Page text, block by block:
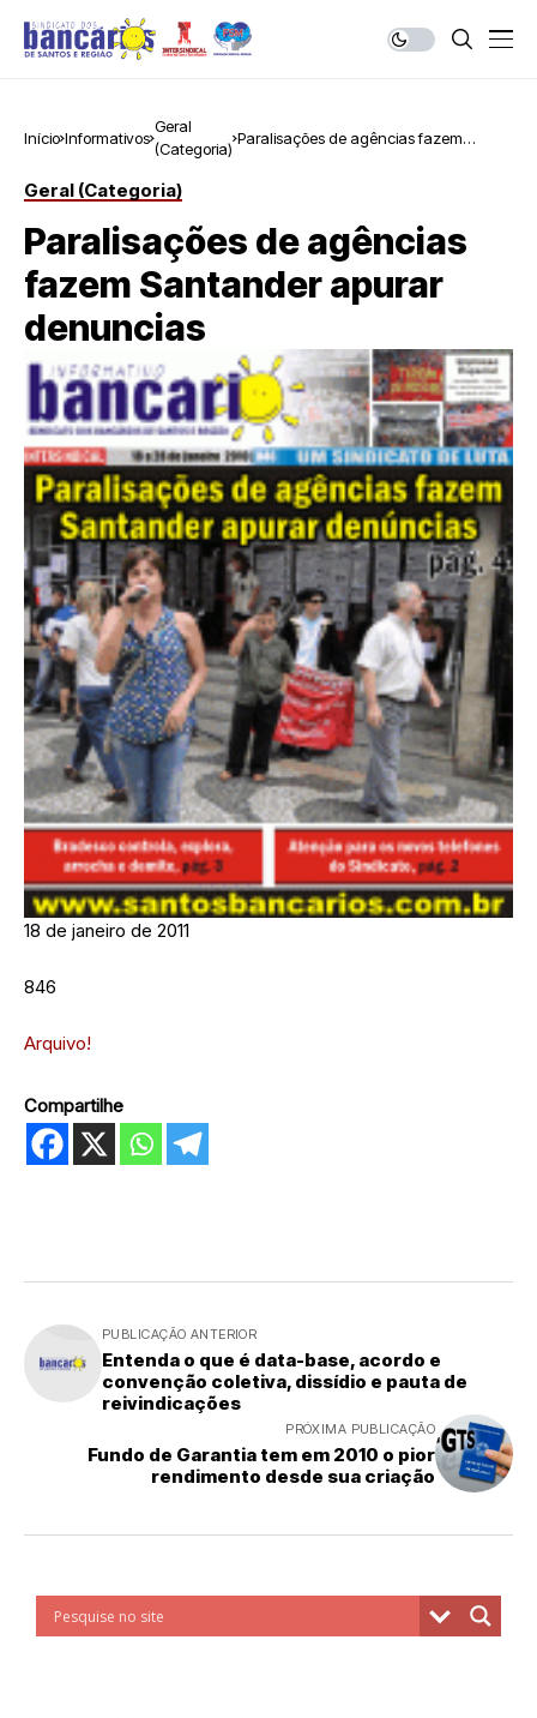
Início Informativos
Geral
(Categoria)
Paralisações de agências fazem
Geral (Categoria)
Paralisações de agências
fazem Santander apurar
denuncias
18 de janeiro de 2011
846
Arquivo!
Compartilhe
PUBLICAÇÃO ANTERIOR
Entenda o que é data-base, acordo e
convenção coletiva, dissídio e pauta de
reivindicações
PRÓXIMA PUBLICAÇÃO
Fundo de Garantia tem em 2010 o pior
rendimento desde sua criação